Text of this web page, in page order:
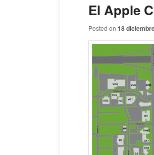
El Apple
Posted on18